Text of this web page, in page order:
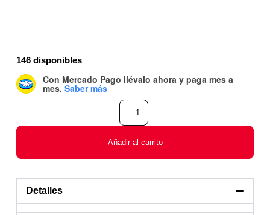
146 disponibles
Con Mercado Pago llévalo ahora y paga mes a
mes. Saber más
Añadir al carrito
Detalles